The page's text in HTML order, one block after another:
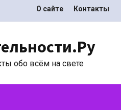
О сайте Контакты
обо всём на свете